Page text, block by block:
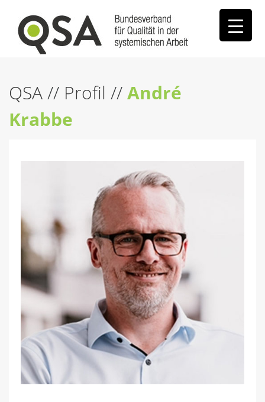
QSA// Profil //André
Krabbe